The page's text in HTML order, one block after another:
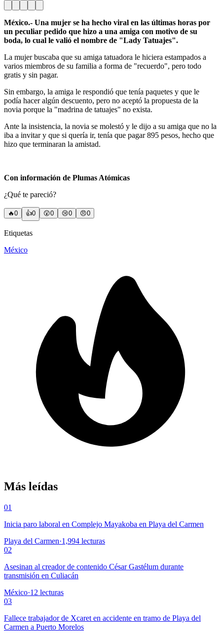
México.- Una mujer se ha hecho viral en las últimas horas por
un peculiar pedido que hizo a una amiga con motivo de su
boda, lo cual le valió el nombre de "Lady Tatuajes".
La mujer buscaba que su amiga tatuadora le hiciera estampados a
varios miembros de su familia a forma de "recuerdo", pero todo
gratis y sin pagar.
Sin embargo, la amiga le respondió que tenía paquetes y que le
podía hacer algún descuento, pero no aceptó la propuesta de la
novia porque la "madrina de tatuajes" no exista.
Ante la insistencia, la novia se molestó y le dijo a su amiga que no la
iba a invitar y que si quería ir, tenía que pagar 895 pesos, hecho que
hizo que terminaran la amistad.
Con información de Plumas Atómicas
¿Qué te pareció?
🔥0 👍0 😲0 😢0 😠0
Etiquetas
México
Más leídas
01
Inicia paro laboral en Complejo Mayakoba en Playa del Carmen
Playa del Carmen·1,994 lecturas
02
Asesinan al creador de contenido César Gastélum durante
transmisión en Culiacán
México·12 lecturas
03
Fallece trabajador de Xcaret en accidente en tramo de Playa del
Carmen a Puerto Morelos